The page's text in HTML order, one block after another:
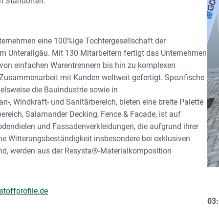
eine 100%ige Tochtergesellschaft der
Unterallgäu. Mit 130 Mitarbeitern fertigt das Unternehmen
einfachen Warentrennern bis hin zu komplexen
mit Kunden weltweit gefertigt. Spezifische
die Bauindustrie sowie in
, Windkraft- und Sanitärbereich, bieten eine breite Palette
Salamander Decking, Fence & Facade, ist auf
und Fassadenverkleidungen, die aufgrund ihrer
Witterungsbeständigkeit insbesondere bei exklusiven
werden aus der Resysta®-Materialkomposition